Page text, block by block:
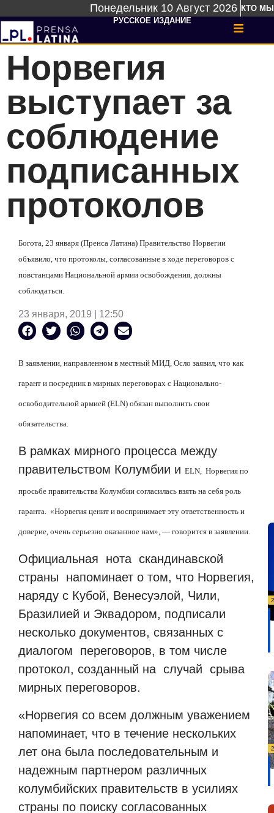
Понедельник 10 Август 2026 КТО МЫ
РУССКОЕ ИЗДАНИЕ
Норвегия
выступает за
соблюдение
подписанных
протоколов
Богота, 23 января (Пренса Латина) Правительство Норвегии
объявило, что протоколы, согласованные в ходе переговоров с
повстанцами Национальной армии освобождения, должны
соблюдаться.
23 января, 2019 | 12:50
В заявлении, направленном в местный МИД, Осло заявил, что как
гарант и посредник в мирных переговорах с Национально-
освободительной армией (ELN) обязан выполнить свои
обязательства.
В рамках мирного процесса между
правительством Колумбии и ELN, Норвегия по
просьбе правительства Колумбии согласилась взять на себя роль
гаранта. «Норвегия ценит и воспринимает эту ответственность и
доверие, очень серьезно оказанное нам», — говорится в заявлении.
Официальная нота скандинавской
страны
напоминает о том, что Норвегия,
наряду с Кубой, Венесуэлой, Чили,
Бразилией и Эквадором, подписали
несколько документов, связанных с
диалогом
переговоров, в том числе
протокол, созданный на случай срыва
мирных переговоров.
«Норвегия со всем должным уважением
напоминает, что в течение нескольких
лет она была последовательным и
надежным партнером различных
колумбийских правительств в усилиях
страны по поиску согласованных